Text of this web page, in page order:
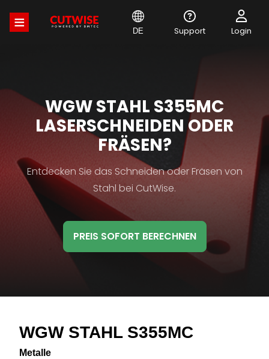
zum
Inhalt
DE Support Login
MATERIAL
HB
WGW STAHL S355MC
LASERSCHNEIDEN ODER
FRÄSEN?
Material
HB
Description
Entdecken Sie das Schneiden oder Fräsen von
Stahl bei CutWise.
PREIS SOFORT BERECHNEN
WGW STAHL S355MC
Metalle